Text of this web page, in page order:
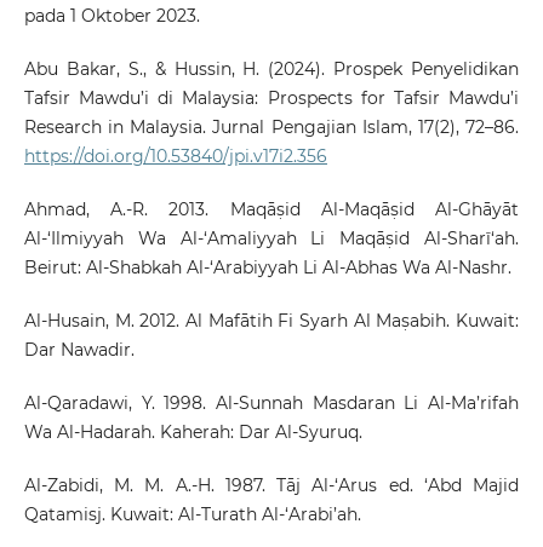
pada 1 Oktober 2023.
Abu Bakar, S., & Hussin, H. (2024). Prospek Penyelidikan
Tafsir Mawdu’i di Malaysia: Prospects for Tafsir Mawdu’i
Research in Malaysia. Jurnal Pengajian Islam, 17(2), 72–86.
https://doi.org/10.53840/jpi.v17i2.356
Ahmad, A.-R. 2013. Maqāṣid Al-Maqāṣid Al-Ghāyāt
Al-‘Ilmiyyah Wa Al-‘Amaliyyah Li Maqāṣid Al-Sharī‘ah.
Beirut: Al-Shabkah Al-‘Arabiyyah Li Al-Abhas Wa Al-Nashr.
Al-Husain, M. 2012. Al Mafātih Fi Syarh Al Maṣabih. Kuwait:
Dar Nawadir.
Al-Qaradawi, Y. 1998. Al-Sunnah Masdaran Li Al-Ma’rifah
Wa Al-Hadarah. Kaherah: Dar Al-Syuruq.
Al-Zabidi, M. M. A.-H. 1987. Tāj Al-‘Arus ed. ‘Abd Majid
Qatamisj. Kuwait: Al-Turath Al-‘Arabi’ah.